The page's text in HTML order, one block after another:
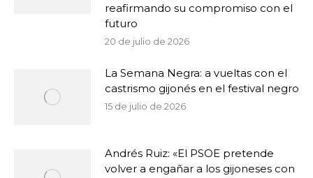
reafirmando su compromiso con el
futuro
20 de julio de 2026
La Semana Negra: a vueltas con el
castrismo gijonés en el festival negro
15 de julio de 2026
Andrés Ruiz: «El PSOE pretende
volver a engañar a los gijoneses con